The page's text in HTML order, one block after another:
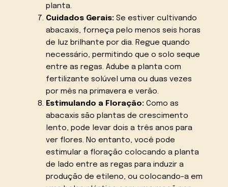
planta.
Cuidados Gerais:Se estiver cultivando
abacaxis, forneça pelo menos seis horas
de luz brilhante por dia. Regue quando
necessário, permitindo que o solo seque
entre as regas. Adube a planta com
fertilizante solúvel uma ou duas vezes
por mês na primavera e verão.
Estimulando a Floração:Como as
abacaxis são plantas de crescimento
lento, pode levar dois a três anos para
ver flores. No entanto, você pode
estimular a floração colocando a planta
de lado entre as regas para induzir a
produção de etileno, ou colocando-a em